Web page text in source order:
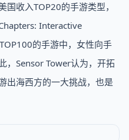
收入TOP20的手游类型，
Interactive
的手游中，女性向手
，Sensor Tower认为，开拓
出海西方的一大挑战，也是